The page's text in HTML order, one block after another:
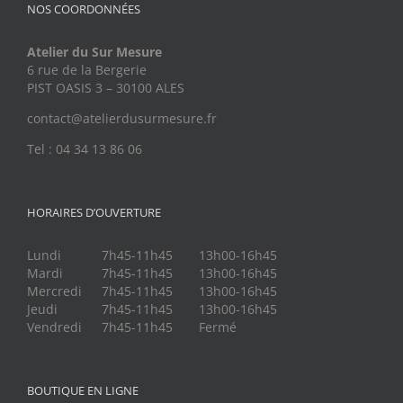
NOS COORDONNÉES
Atelier du Sur Mesure
6 rue de la Bergerie
PIST OASIS 3 – 30100 ALES
contact@atelierdusurmesure.fr
Tel : 04 34 13 86 06
HORAIRES D’OUVERTURE
Lundi 7h45-11h45
13h00-16h45
Mardi
7h45-11h45
13h00-16h45
Mercredi
7h45-11h45
13h00-16h45
Jeudi
7h45-11h45
13h00-16h45
Vendredi
7h45-11h45 Fermé
BOUTIQUE EN LIGNE